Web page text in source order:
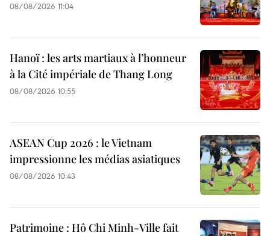
08/08/2026 11:04
Hanoï : les arts martiaux à l’honneur
à la Cité impériale de Thang Long
08/08/2026 10:55
ASEAN Cup 2026 : le Vietnam
impressionne les médias asiatiques
08/08/2026 10:43
Patrimoine : Hô Chi Minh-Ville fait